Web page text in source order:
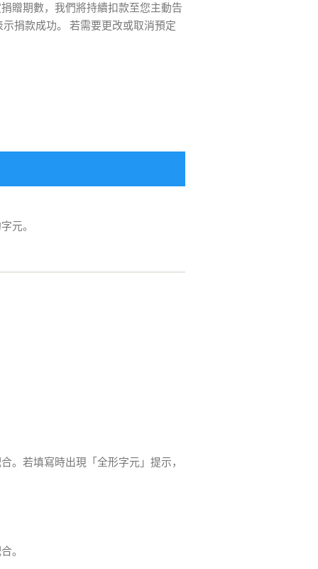
贈期數，我們將持續扣款至您主動告
元。
。若填寫時出現「全形字元」提示，
。